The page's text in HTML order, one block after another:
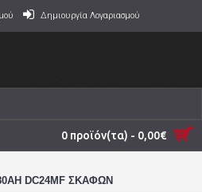
Δημιουργία Λογαριασμού
0 προϊόν(τα) - 0,00€
DC24MF ΣΚΑΦΩΝ